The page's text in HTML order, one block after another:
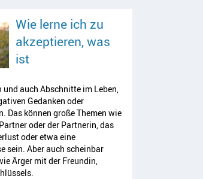
Wie lerne ich zu
akzeptieren, was
istArtikel lesen
auch Abschnitte im Leben,
Gedanken oder
Das können große Themen wie
oder der Partnerin, das
oder etwa eine
sein. Aber auch scheinbar
Ärger mit der Freundin,